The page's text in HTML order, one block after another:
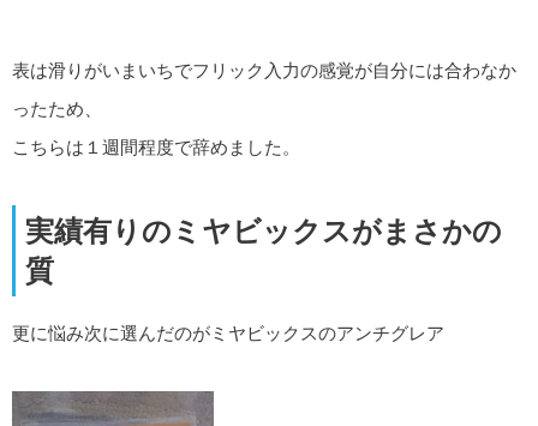
表は滑りがいまいちでフリック入力の感覚が自分には合わなか
ったため、
こちらは１週間程度で辞めました。
実績有りのミヤビックスがまさかの
質
更に悩み次に選んだのがミヤビックスのアンチグレア